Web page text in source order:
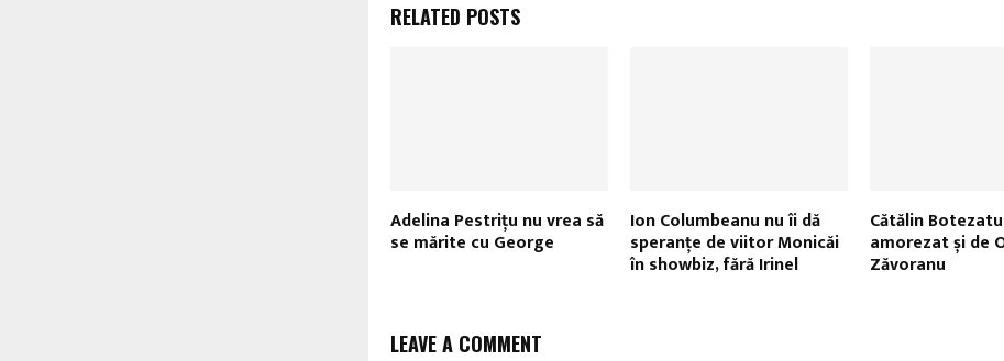
RELATED POSTS
Adelina Pestriţu nu vrea să
se mărite cu George
Ion Columbeanu nu îi dă
speranțe de viitor Monicăi
în showbiz, fără Irinel
Cătălin
amorezat și de
Zăvoranu
LEAVE A COMMENT